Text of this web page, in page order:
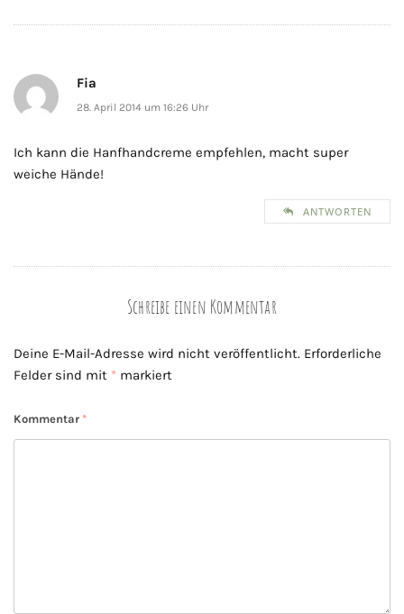
Fia
28. April 2014 um 16:26 Uhr
Ich kann die Hanfhandcreme empfehlen, macht super
weiche Hände!
ANTWORTEN
Schreibe einen Kommentar
Deine E-Mail-Adresse wird nicht veröffentlicht. Erforderliche
Felder sind mit * markiert
Kommentar *